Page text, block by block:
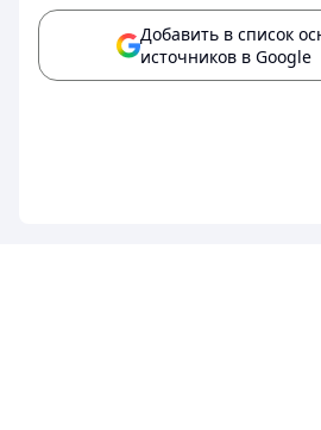
Добавить в список
источников в Google